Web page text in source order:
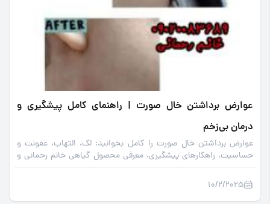
عوارض برداشتن خال صورت | راهنمای کامل پیشگیری و
درمان بی‌زخم
عوارض برداشتن خال صورت را کامل بخوانید: لک، التهاب، عفونت و
حساسیت. راهکارهای پیشگیری، معرفی محصول گیاهی خانم رحمانی و
10/2/2025